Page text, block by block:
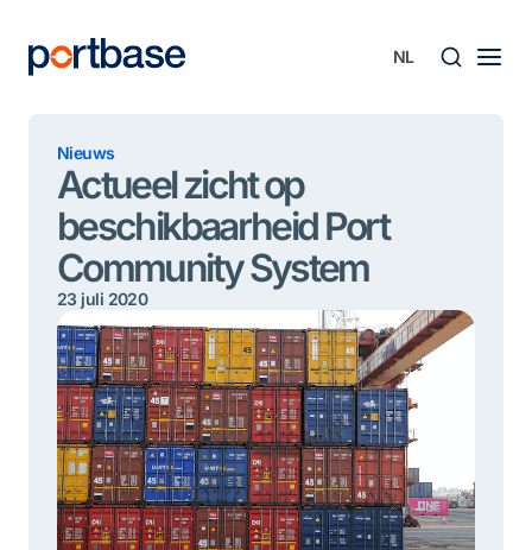
inhoud
Nieuws
Actueel zicht op
beschikbaarheid Port
Community System
23 juli 2020